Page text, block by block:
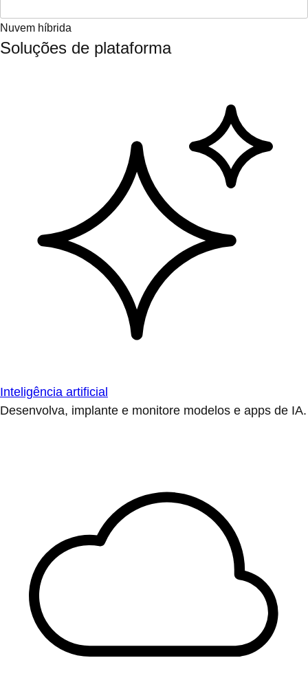
Nuvem híbrida
Soluções de plataforma
Inteligência artificial
Desenvolva, implante e monitore modelos e apps de IA.